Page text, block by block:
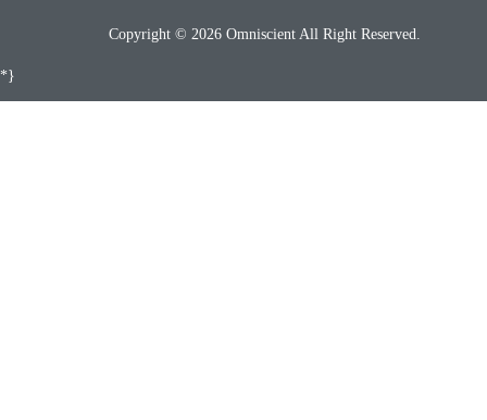
Copyright © 2026 Omniscient All Right Reserved.
*}